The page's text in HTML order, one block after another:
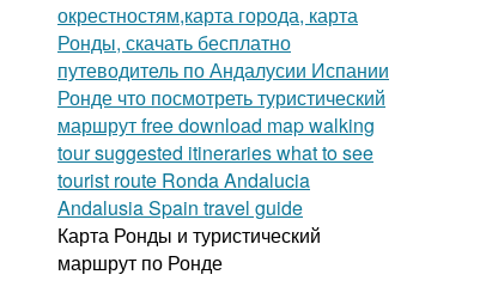
Карта Ронды и туристический
маршрут по Ронде